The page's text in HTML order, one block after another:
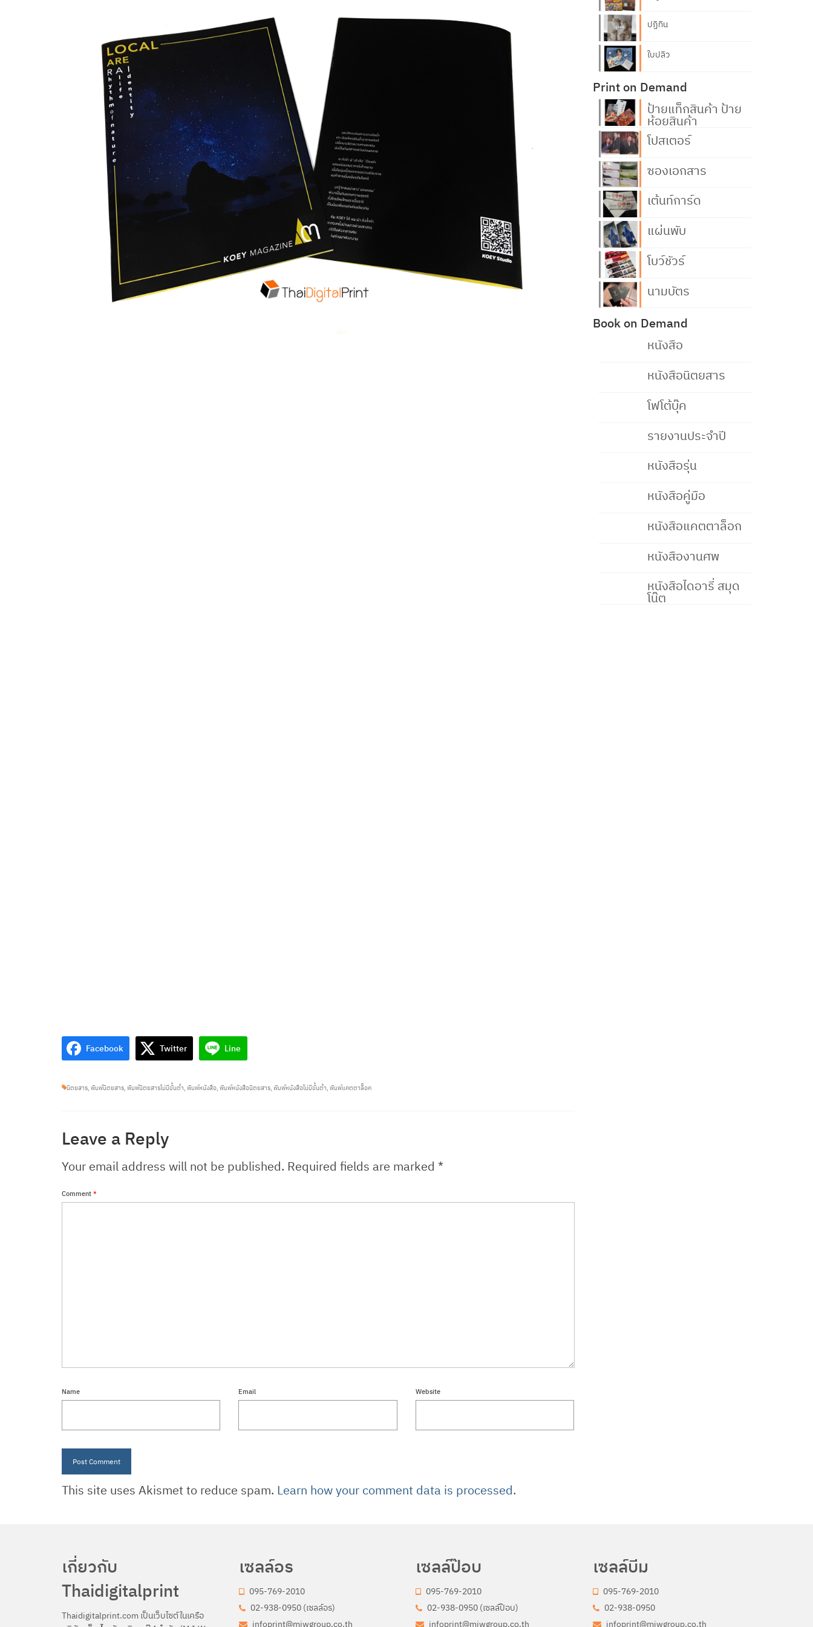
Facebook Twitter Line
นิตยสาร, พิมพ์นิตยสาร, พิมพ์นิตยสารไม่มีขั้นต่ำ, พิมพ์หนังสือ, พิมพ์หนังสือนิตยสาร, พิมพ์หนังสือไม่มีขั้นต่ำ, พิมพ์แคตตาล็อค
Leave a Reply
Your email address will not be published. Required fields are marked *
Comment *
Name Email Website
This site uses Akismet to reduce spam. Learn how your comment data is processed.
ปฏิทิน
ใบปลิว
Print on Demand
ป้ายแท็กสินค้า ป้าย
ห้อยสินค้า
โปสเตอร์
ซองเอกสาร
เต้นท์การ์ด
แผ่นพับ
โบว์ชัวร์
นามบัตร
Book on Demand
หนังสือ
หนังสือนิตยสาร
โฟโต้บุ๊ค
รายงานประจำปี
หนังสือรุ่น
หนังสือคู่มือ
หนังสือแคตตาล็อก
หนังสืองานศพ
หนังสือไดอารี่ สมุด
โน๊ต
เกี่ยวกับ
Thaidigitalprint
Thaidigitalprint.com เป็นเว็บไซต์ในเครือ
เซลล์อร
095-769-2010
02-938-0950 (เซลล์อร)
infoprint@miwgroup.co.th
เซลล์ป๊อบ
095-769-2010
02-938-0950 (เซลล์ป๊อบ)
infoprint@miwgroup.co.th
เซลล์บีม
095-769-2010
02-938-0950
infoprint@miwgroup.co.th